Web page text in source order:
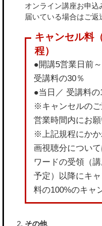
オンライン講座お申
届いている場合はご返
●開講5営業日前
受講料の30％
●当日／ 受講料の
※キャンセルの
営業時間内にお
※上記規程にか
画視聴分につい
ワードの受領（
予定）以降にキ
料の100%のキャ
その他